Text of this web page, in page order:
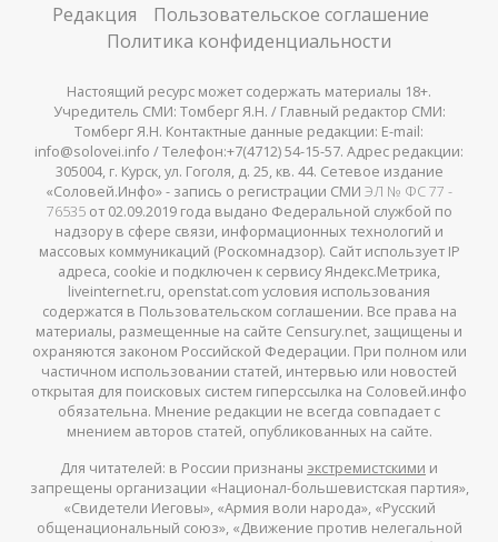
Редакция
Пользовательское соглашение
Политика конфиденциальности
Настоящий ресурс может содержать материалы 18+.
Учредитель СМИ: Томберг Я.Н. / Главный редактор СМИ:
Томберг Я.Н. Контактные данные редакции: E-mail:
info@solovei.info / Телефон:+7(4712) 54-15-57. Адрес редакции:
305004, г. Курск, ул. Гоголя, д. 25, кв. 44. Сетевое издание
«Соловей.Инфо» - запись о регистрации СМИ ЭЛ № ФС 77 -
76535от 02.09.2019 года выдано Федеральной службой по
надзору в сфере связи, информационных технологий и
массовых коммуникаций (Роскомнадзор). Сайт использует IP
адреса, cookie и подключен к сервису Яндекс.Метрика,
liveinternet.ru, openstat.com условия использования
содержатся в Пользовательском соглашении. Все права на
материалы, размещенные на сайте Censury.net, защищены и
охраняются законом Российской Федерации. При полном или
частичном использовании статей, интервью или новостей
открытая для поисковых систем гиперссылка на Соловей.инфо
обязательна. Мнение редакции не всегда совпадает с
мнением авторов статей, опубликованных на сайте.
Для читателей: в России признаны экстремистскими и
запрещены организации «Национал-большевистская партия»,
«Свидетели Иеговы», «Армия воли народа», «Русский
общенациональный союз», «Движение против нелегальной